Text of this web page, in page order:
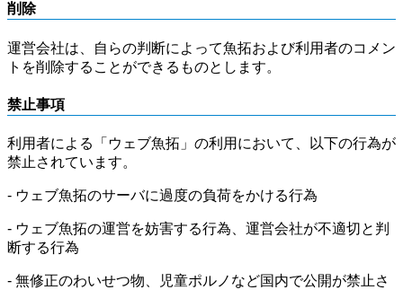
削除
運営会社は、自らの判断によって魚拓および利用者のコメン
トを削除することができるものとします。
禁止事項
利用者による「ウェブ魚拓」の利用において、以下の行為が
禁止されています。
- ウェブ魚拓のサーバに過度の負荷をかける行為
- ウェブ魚拓の運営を妨害する行為、運営会社が不適切と判
断する行為
- 無修正のわいせつ物、児童ポルノなど国内で公開が禁止さ